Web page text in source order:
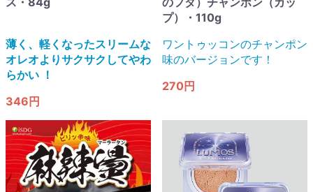
薄く、軽くなったスリームな
オレオよりサクサクしてやわ
らかい ​！
346円
プ）・110g
ワントゥッコンのチャンポン
味のバージョンです！
270円